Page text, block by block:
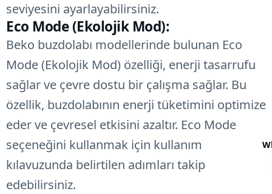
seviyesini ayarlayabilirsiniz.
Eco Mode (Ekolojik Mod):
Beko buzdolabı modellerinde bulunan Eco
Mode (Ekolojik Mod) özelliği, enerji tasarrufu
sağlar ve çevre dostu bir çalışma sağlar. Bu
özellik, buzdolabının enerji tüketimini optimize
eder ve çevresel etkisini azaltır. Eco Mode
seçeneğini kullanmak için kullanım
kılavuzunda belirtilen adımları takip
edebilirsiniz.